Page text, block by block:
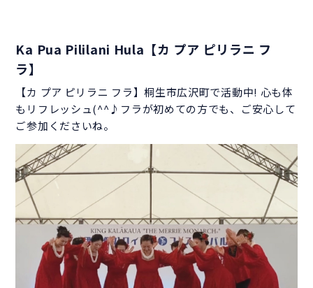
Ka Pua Pililani Hula【カ プア ピリラニ フ
ラ】
【カ プア ピリラニ フラ】桐生市広沢町で活動中! 心も体
もリフレッシュ(^^♪フラが初めての方でも、ご安心して
ご参加くださいね。